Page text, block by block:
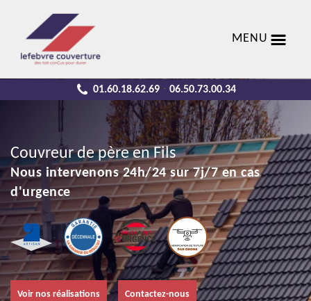
MENU
01.60.18.62.69 - 06.50.73.00.34
Couvreur de père en Fils
Nous intervenons 24h/24 sur 7j/7 en cas
d'urgence
Voir nos réalisations Contactez-nous